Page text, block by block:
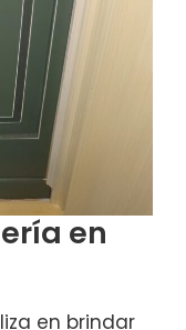
en
en brindar